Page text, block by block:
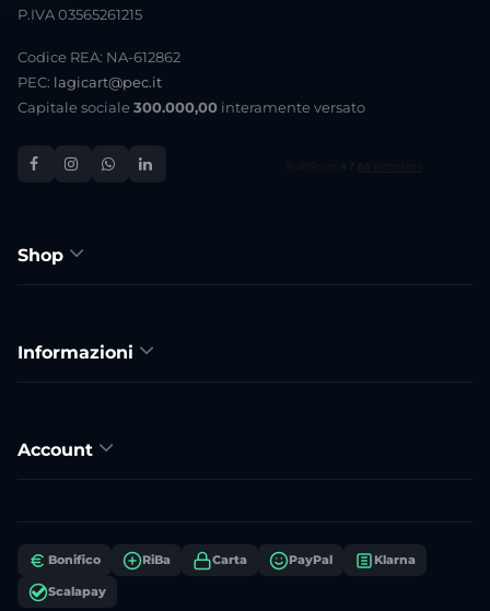
P.IVA 03565261215
Codice REA: NA-612862
PEC: lagicart@pec.it
Capitale sociale 300.000,00 interamente versato
Shop
Informazioni
Account
Bonifico RiBa Carta PayPal Klarna
Scalapay